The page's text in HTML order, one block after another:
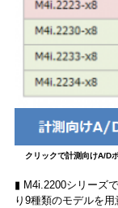
クリックで計測向けA/D
▮ M4i.2200シリーズ
り9種類のモデルを用